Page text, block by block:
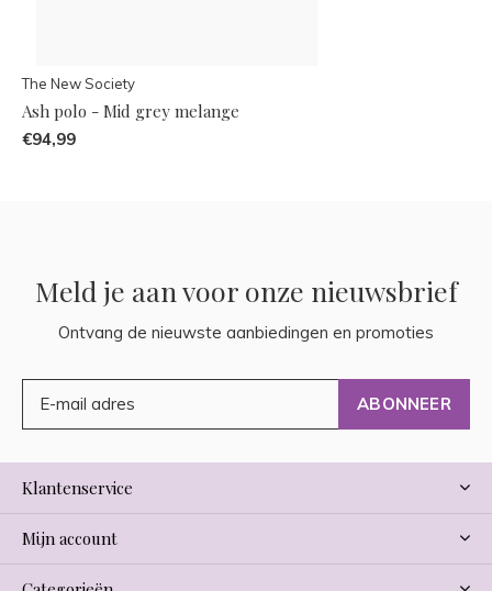
The New Society
Ash polo - Mid grey melange
€94,99
Meld je aan voor onze nieuwsbrief
Ontvang de nieuwste aanbiedingen en promoties
ABONNEER
Klantenservice
Mijn account